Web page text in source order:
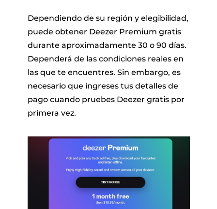
Dependiendo de su región y elegibilidad,
puede obtener Deezer Premium gratis
durante aproximadamente 30 o 90 días.
Dependerá de las condiciones reales en
las que te encuentres. Sin embargo, es
necesario que ingreses tus detalles de
pago cuando pruebes Deezer gratis por
primera vez.